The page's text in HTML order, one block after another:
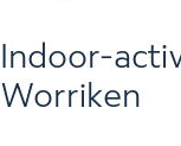
Indoor-
Worriken